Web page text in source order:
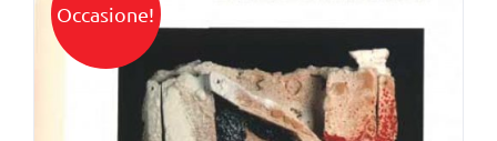
Occasione!